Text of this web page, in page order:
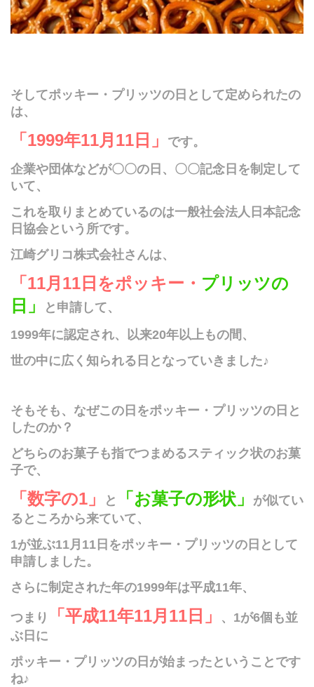
そしてポッキー・プリッツの日として定められたの
は、
「 1999年11月 11 日」
です。
企業や団体などが〇〇の日、〇〇記念日を制定して
いて、
これを取りまとめているのは一般社会法人日本記念
日協会という所です。
江崎グリコ株式会社さんは、
「 11月 11 日をポッキー・ プリッツの
日 」
と申請して、
1999年に認定され、 以来20年以上もの間、
世の中に広く知られる日となっていきました♪
そもそも、なぜこの日をポッキー・プリッツの日と
したのか？
どちらのお菓子も指でつまめるスティック状のお菓
子で、
「数字の1 」 と 「お菓子の形状」
が似てい
るところから来ていて、
1が並ぶ11月 11 日をポッキー・プリッツの日として
申請しました。
さらに制定された年の1999年は平成11年、
つまり 「平成11年11月 11 日」 、 1が6個も並
ぶ日に
ポッキー・プリッツの日が始まったということです
ね♪